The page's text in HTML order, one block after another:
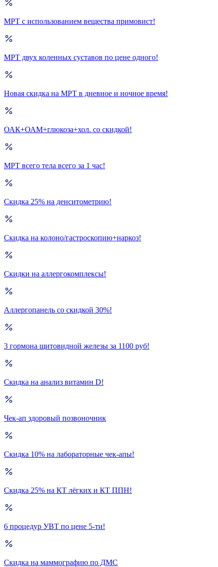
МРТ с использованием вещества примовист!
МРТ двух коленных суставов по цене одного!
Новая скидка на МРТ в дневное и ночное время!
ОАК+ОАМ+глюкоза+хол. со скидкой!
МРТ всего тела всего за 1 час!
Скидка 25% на денситометрию!
Скидка на колоно/гастроскопию+наркоз!
Скидки на аллергокомплексы!
Аллергопанель со скидкой 30%!
3 гормона щитовидной железы за 1100 руб!
Скидка на анализ витамин D!
Чек-ап здоровый позвоночник
Скидка 10% на лабораторные чек-апы!
Скидка 25% на КТ лёгких и КТ ППН!
6 процедур УВТ по цене 5-ти!
Скидка на маммографию по ДМС